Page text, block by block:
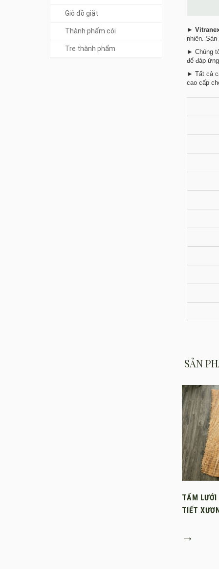
►
nhiên.
► Chúng
để đáp
► Tất cả
cao cấp
SẢN
TẤM
TIẾT
→
Giỏ đồ giặt
Thành phẩm cói
Tre thành phẩm